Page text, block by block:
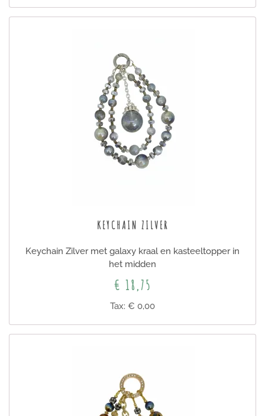
KEYCHAIN ZILVER
Keychain Zilver met galaxy kraal en kasteeltopper in
het midden
€ 18,75
Tax: € 0,00